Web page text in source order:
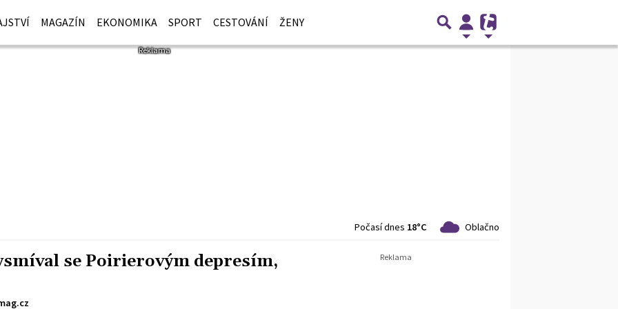
MAGAZÍN EKONOMIKA SPORT CESTOVÁNÍ ŽENY
Počasí dnes 18°C Oblačno
se Poirierovým depresím,